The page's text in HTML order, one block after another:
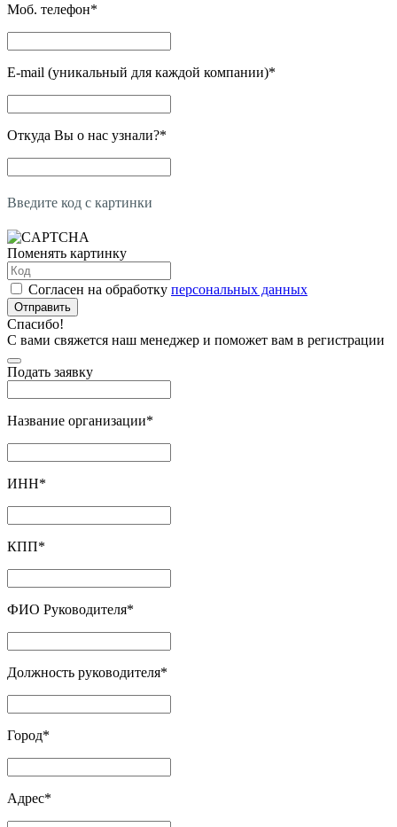
Моб. телефон*
E-mail (уникальный для каждой компании)*
Откуда Вы о нас узнали?*
Введите код с картинки
Поменять картинку
Согласен на обработку персональных данных
Отправить
Спасибо!
С вами свяжется наш менеджер и поможет вам в регистрации
Подать заявку
Название организации*
ИНН*
КПП*
ФИО Руководителя*
Должность руководителя*
Город*
Адрес*